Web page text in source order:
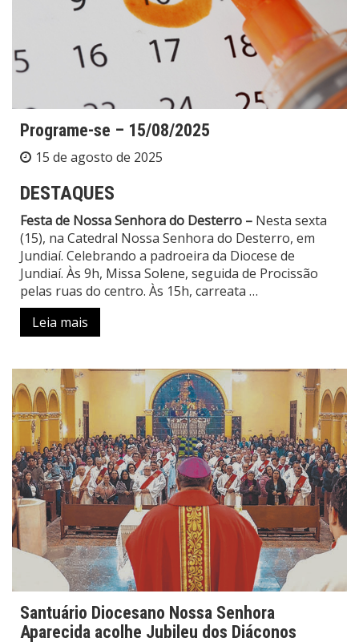
Programe-se – 15/08/2025
15 de agosto de 2025
DESTAQUES
Festa de Nossa Senhora do Desterro – Nesta sexta
(15), na Catedral Nossa Senhora do Desterro, em
Jundiaí. Celebrando a padroeira da Diocese de
Jundiaí. Às 9h, Missa Solene, seguida de Procissão
pelas ruas do centro. Às 15h, carreata …
Leia mais
Santuário Diocesano Nossa Senhora
Aparecida acolhe Jubileu dos Diáconos